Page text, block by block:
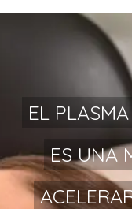
EL
ES UNA